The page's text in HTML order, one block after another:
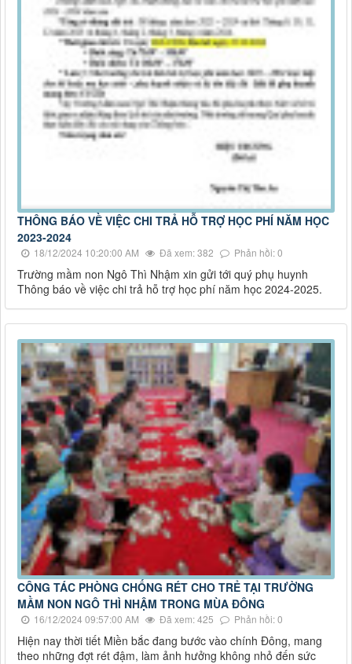
THÔNG BÁO VỀ VIỆC CHI TRẢ HỖ TRỢ HỌC PHÍ NĂM HỌC
2023-2024
18/12/2024 10:20:00 AM Đã xem: 382 Phản hồi: 0
Trường mầm non Ngô Thì Nhậm xin gửi tới quý phụ huynh
Thông báo về việc chi trả hỗ trợ học phí năm học 2024-2025.
CÔNG TÁC PHÒNG CHỐNG RÉT CHO TRẺ TẠI TRƯỜNG
MẦM NON NGÔ THÌ NHẬM TRONG MÙA ĐÔNG
16/12/2024 09:57:00 AM Đã xem: 425 Phản hồi: 0
Hiện nay thời tiết Miền bắc đang bước vào chính Đông, mang
theo những đợt rét đậm, làm ảnh hưởng không nhỏ đến sức